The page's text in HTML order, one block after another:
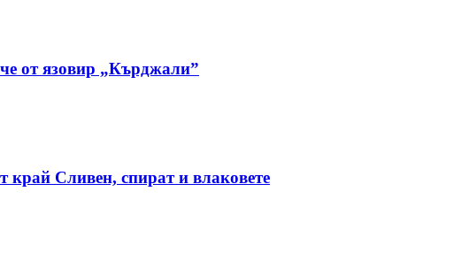
от язовир „Кърджали”
Сливен, спират и влаковете